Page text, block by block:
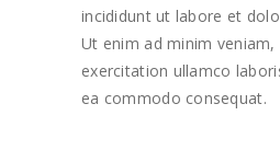
incididunt ut labore et
Ut enim ad minim veniam,
exercitation ullamco
ea commodo consequat.